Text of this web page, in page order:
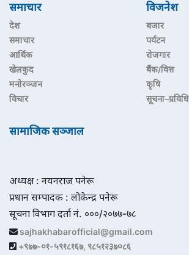
समाचार
देश
समाचार
आर्थिक
खेलकुद
मनोरञ्जन
विचार
विजनेश
बजार
पर्यटन
रोजगार
बैंक/वित्त
कृषि
सूचना–प्रविधि
सामाजिक सञ्जाल
अध्यक्ष : नयनराज पनेरू
प्रधान सम्पादक : लोकेन्द्र पनेरू
सूचना विभाग दर्ता नं. ०००/२०७७-७८
sajhakhabarofficial@gmail.com
+९७७-०१-५९१८१६७, ९८५१२३७०८६